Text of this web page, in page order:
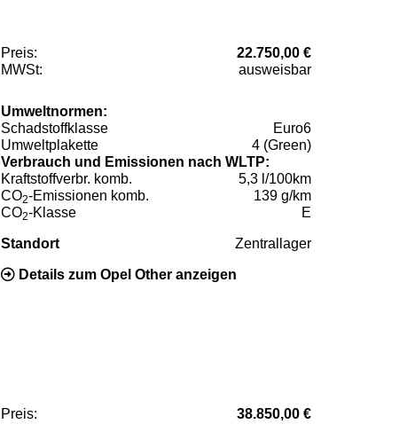
Preis:
22.750,00 €
MWSt:
ausweisbar
Umweltnormen:
Schadstoffklasse
Euro6
Umweltplakette
4 (Green)
Verbrauch und Emissionen nach WLTP:
Kraftstoffverbr. komb.
5,3 l/100km
CO2-Emissionen komb.
139 g/km
CO2-Klasse E
Standort Zentrallager
Details zum Opel Other anzeigen
Preis:
38.850,00 €